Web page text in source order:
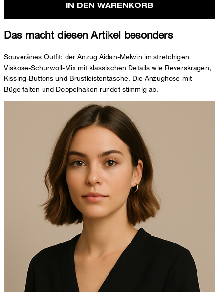
IN DEN WARENKORB
Das macht diesen Artikel besonders
Souveränes Outfit: der Anzug Aidan-Melwin im stretchigen
Viskose-Schurwoll-Mix mit klassischen Details wie Reverskragen,
Kissing-Buttons und Brustleistentasche. Die Anzughose mit
Bügelfalten und Doppelhaken rundet stimmig ab.